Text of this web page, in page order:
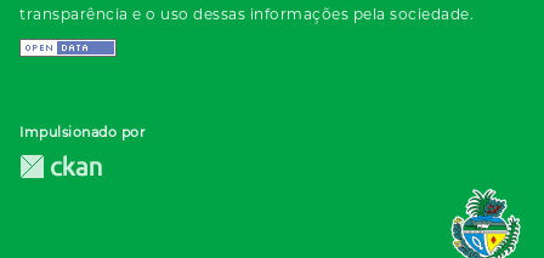
transparência e o uso dessas informações pela sociedade.
Impulsionado por